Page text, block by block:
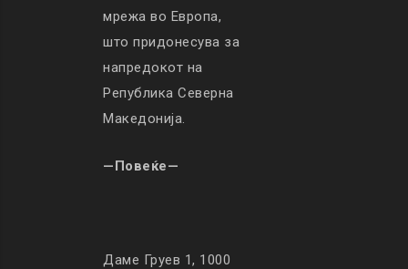
мрежа во Европа,
што придонесува за
напредокот на
Република Северна
Македонија.
—Повеќе—
Даме Груев 1, 1000